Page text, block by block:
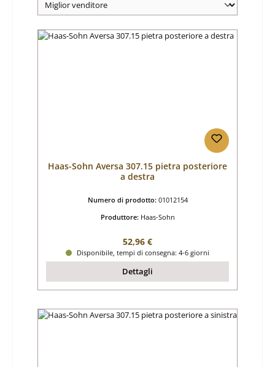
Haas-Sohn Aversa 307.15 pietra posteriore
a destra
Numero di prodotto: 01012154
Produttore: Haas-Sohn
Prezzo normale:
52,96 €
Disponibile, tempi di consegna: 4-6 giorni
Dettagli